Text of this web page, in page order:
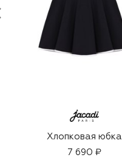
Хлопковая юбка
7 690 ₽